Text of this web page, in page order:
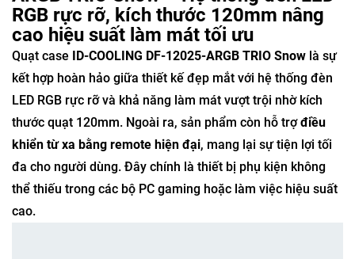
RGB rực rỡ, kích thước 120mm nâng
cao hiệu suất làm mát tối ưu
Quạt case ID-COOLING DF-12025-ARGB TRIO Snow là sự
kết hợp hoàn hảo giữa thiết kế đẹp mắt với hệ thống đèn
LED RGB rực rỡ và khả năng làm mát vượt trội nhờ kích
thước quạt 120mm. Ngoài ra, sản phẩm còn hỗ trợđiều
khiển từ xa bằng remote hiện đại, mang lại sự tiện lợi tối
đa cho người dùng. Đây chính là thiết bị phụ kiện không
thể thiếu trong các bộ PC gaming hoặc làm việc hiệu suất
cao.